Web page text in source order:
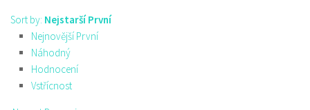
Sort by: Nejstarší První
Nejnovější První
Náhodný
Hodnocení
Vstřícnost